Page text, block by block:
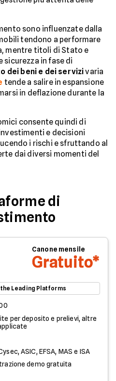
sono influenzate dalla
tendono a performare
mentre titoli di Stato e
in fase di
dei beni e dei servizivaria
tende a salire in espansione
in deflazione durante la
consente quindi di
e decisioni
i rischi e sfruttando al
dai diversi momenti del
di
Canone mensile
Gratuito*
the Leading Platforms
per deposito e prelievi, altre
ASIC, EFSA, MAS e ISA
demo gratuita